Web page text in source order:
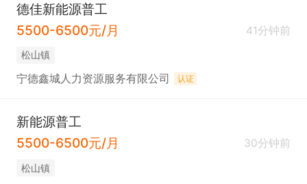
德佳新能源普工
5500-6500元/月
41分钟前
松山镇
宁德鑫城人力资源服务有限公司 认证
新能源普工
5500-6500元/月
30分钟前
松山镇